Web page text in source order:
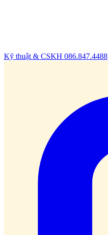
Kỹ thuật & CSKH 086.847.4488